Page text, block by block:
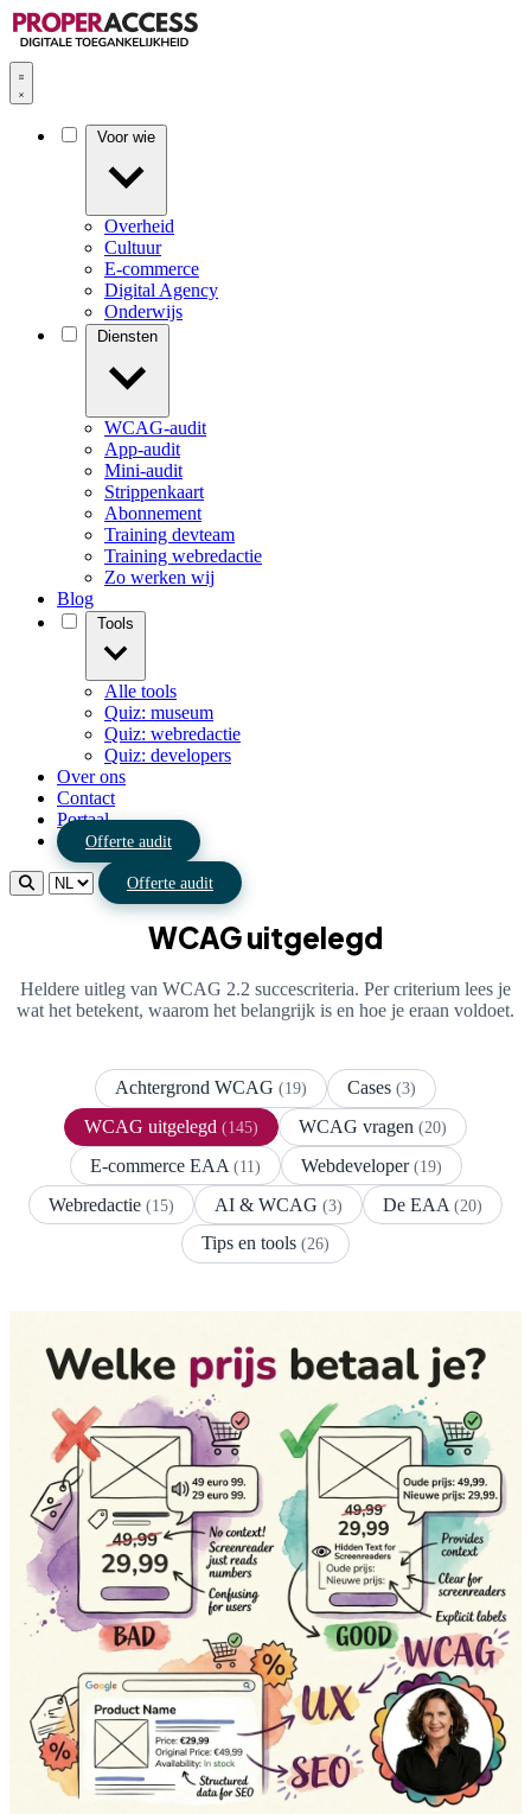
Overheid
Cultuur
E-commerce
Digital Agency
Onderwijs
WCAG-audit
App-audit
Mini-audit
Strippenkaart
Abonnement
Training devteam
Training webredactie
Zo werken wij
Blog
Alle tools
Quiz: museum
Quiz: webredactie
Quiz: developers
Over ons
Contact
Portaal
Offerte audit
Offerte audit
WCAG uitgelegd
Heldere uitleg van WCAG 2.2 succescriteria. Per criterium lees je
wat het betekent, waarom het belangrijk is en hoe je eraan voldoet.
Achtergrond WCAG (19) Cases (3)
WCAG uitgelegd (145) WCAG vragen (20)
E-commerce EAA (11) Webdeveloper(19)
Webredactie (15) AI & WCAG (3) De EAA (20)
Tips en tools (26)